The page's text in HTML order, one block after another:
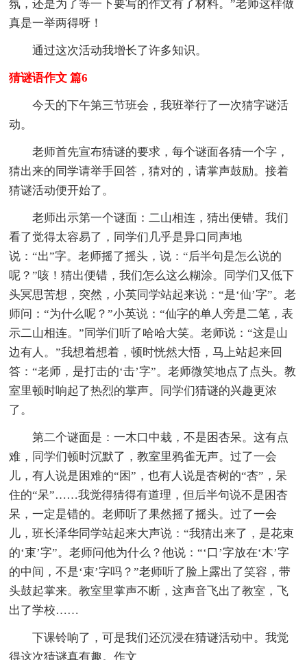
氛，还是为了等一下要写的作文有了材料。”老师这样做
真是一举两得呀！
通过这次活动我增长了许多知识。
猜谜语作文 篇6
今天的下午第三节班会，我班举行了一次猜字谜活
动。
老师首先宣布猜谜的要求，每个谜面各猜一个字，
猜出来的同学请举手回答，猜对的，请掌声鼓励。接着
猜谜活动便开始了。
老师出示第一个谜面：二山相连，猜出便错。我们
看了觉得太容易了，同学们几乎是异口同声地
说：“出”字。老师摇了摇头，说：“后半句是怎么说的
呢？”咳！猜出便错，我们怎么这么糊涂。同学们又低下
头冥思苦想，突然，小英同学站起来说：“是‘仙’字”。老
师问：“为什么呢？”小英说：“仙字的单人旁是二笔，表
示二山相连。”同学们听了哈哈大笑。老师说：“这是山
边有人。”我想着想着，顿时恍然大悟，马上站起来回
答：“老师，是打击的‘击’字”。老师微笑地点了点头。教
室里顿时响起了热烈的掌声。同学们猜谜的兴趣更浓
了。
第二个谜面是：一木口中栽，不是困杏呆。这有点
难，同学们顿时沉默了，教室里鸦雀无声。过了一会
儿，有人说是困难的“困”，也有人说是杏树的“杏”，呆
住的“呆”……我觉得猜得有道理，但后半句说不是困杏
呆，一定是错的。老师听了果然摇了摇头。过了一会
儿，班长泽华同学站起来大声说：“我猜出来了，是花束
的‘束’字”。老师问他为什么？他说：“‘口’字放在‘木’字
的中间，不是‘束’字吗？”老师听了脸上露出了笑容，带
头鼓起掌来。教室里掌声不断，这声音飞出了教室，飞
出了学校……
下课铃响了，可是我们还沉浸在猜谜活动中。我觉
得这次猜谜真有趣。作文